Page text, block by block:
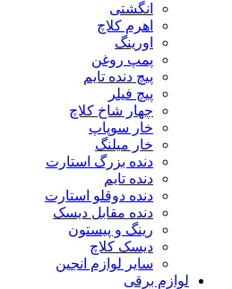
انگشتی
اهرم کلاچ
اورینگ
پمپ روغن
پیچ دنده تایم
پیچ فیلر
چهار شاخ کلاچ
خار سوپاپ
خار میلنگ
دنده بزرگ استارت
دنده تایم
دنده دوقلو استارت
دنده مقابل دیسک
رینگ و پیستون
دیسک کلاچ
سایر لوازم انجین
لوازم برقی